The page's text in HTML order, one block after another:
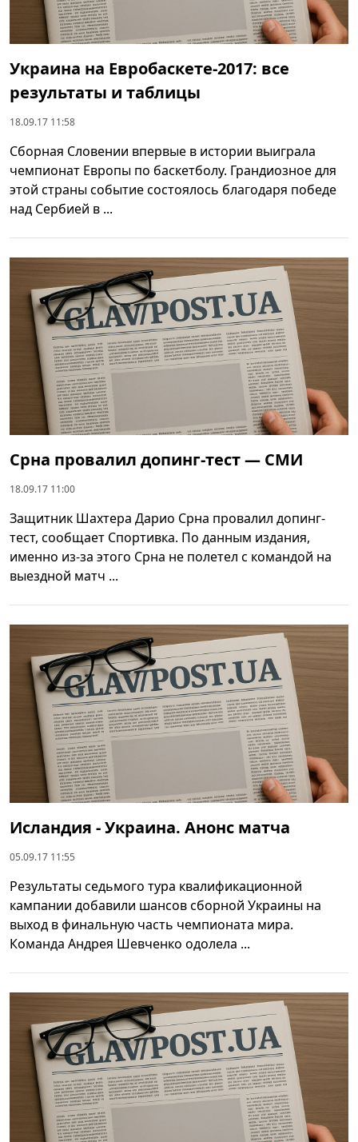
Украина на Евробаскете-2017: все
результаты и таблицы
18.09.17 11:58
Сборная Словении впервые в истории выиграла
чемпионат Европы по баскетболу. Грандиозное для
этой страны событие состоялось благодаря победе
над Сербией в ...
Срна провалил допинг-тест — СМИ
18.09.17 11:00
Защитник Шахтера Дарио Срна провалил допинг-
тест, сообщает Спортивка. По данным издания,
именно из-за этого Срна не полетел с командой на
выездной матч ...
Исландия - Украина. Анонс матча
05.09.17 11:55
Результаты седьмого тура квалификационной
кампании добавили шансов сборной Украины на
выход в финальную часть чемпионата мира.
Команда Андрея Шевченко одолела ...